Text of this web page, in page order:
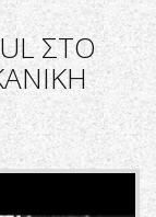
ΣΤΟ